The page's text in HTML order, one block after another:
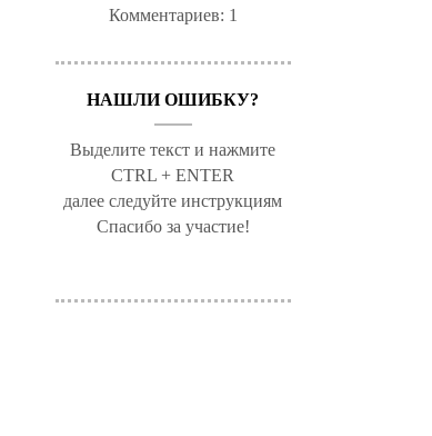
Комментариев: 1
НАШЛИ ОШИБКУ?
Выделите текст и нажмите
CTRL + ENTER
далее следуйте инструкциям
Спасибо за участие!